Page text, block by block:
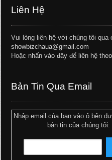
Liên Hệ
Vui lòng liên hệ với chúng tôi qua
showbizchaua@gmail.com
Hoặc nhấn vào đây để liên hệ
Bản Tin Qua Email
Nhập email của bạn vào ô bên
bản tin của chúng tôi: